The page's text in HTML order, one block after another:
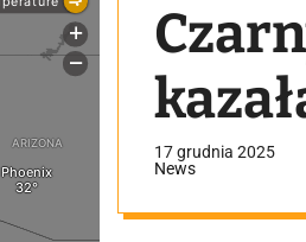
17 grudnia 2025
News